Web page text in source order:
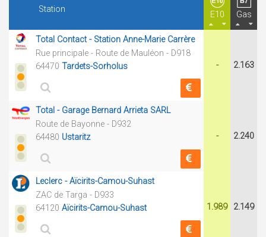
Station
E10 Gas
Total Contact - Station Anne-Marie Carrère
Rue principale - Route de Mauléon - D918
64470 Tardets-Sorholus - 2.163
Total - Garage Bernard Arrieta SARL
Route de Bayonne - D932
64480 Ustaritz - 2.240
Leclerc - Aïcirits-Camou-Suhast
ZAC de Targa - D933
64120 Aïcirits-Camou-Suhast 1.989 2.149